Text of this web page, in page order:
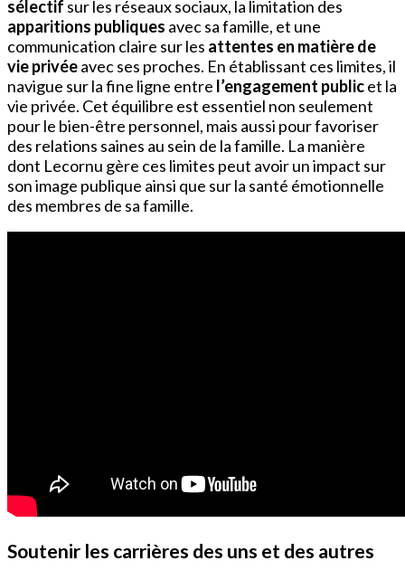
sélectif sur les réseaux sociaux, la limitation des
apparitions publiques avec sa famille, et une
communication claire sur les attentes en matière de
vie privéeavec ses proches. En établissant ces limites, il
navigue sur la fine ligne entre l’engagement publicet la
vie privée. Cet équilibre est essentiel non seulement
pour le bien-être personnel, mais aussi pour favoriser
des relations saines au sein de la famille. La manière
dont Lecornu gère ces limites peut avoir un impact sur
son image publique ainsi que sur la santé émotionnelle
des membres de sa famille.
Soutenir les carrières des uns et des autres